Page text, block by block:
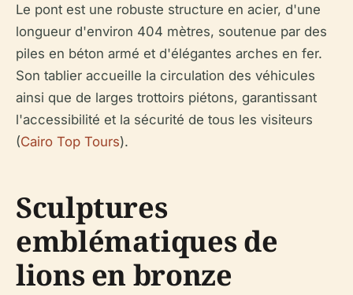
Le pont est une robuste structure en acier, d'une
longueur d'environ 404 mètres, soutenue par des
piles en béton armé et d'élégantes arches en fer.
Son tablier accueille la circulation des véhicules
ainsi que de larges trottoirs piétons, garantissant
l'accessibilité et la sécurité de tous les visiteurs
(Cairo Top Tours).
Sculptures
emblématiques de
lions en bronze